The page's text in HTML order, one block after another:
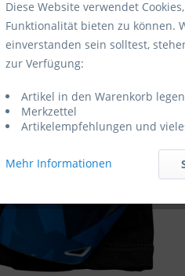
Diese Website verwendet
Funktionalität bieten zu können.
einverstanden sein solltest,
zur Verfügung:
Artikel in den Warenkorb legen
Merkzettel
Artikelempfehlungen und
Mehr Informationen